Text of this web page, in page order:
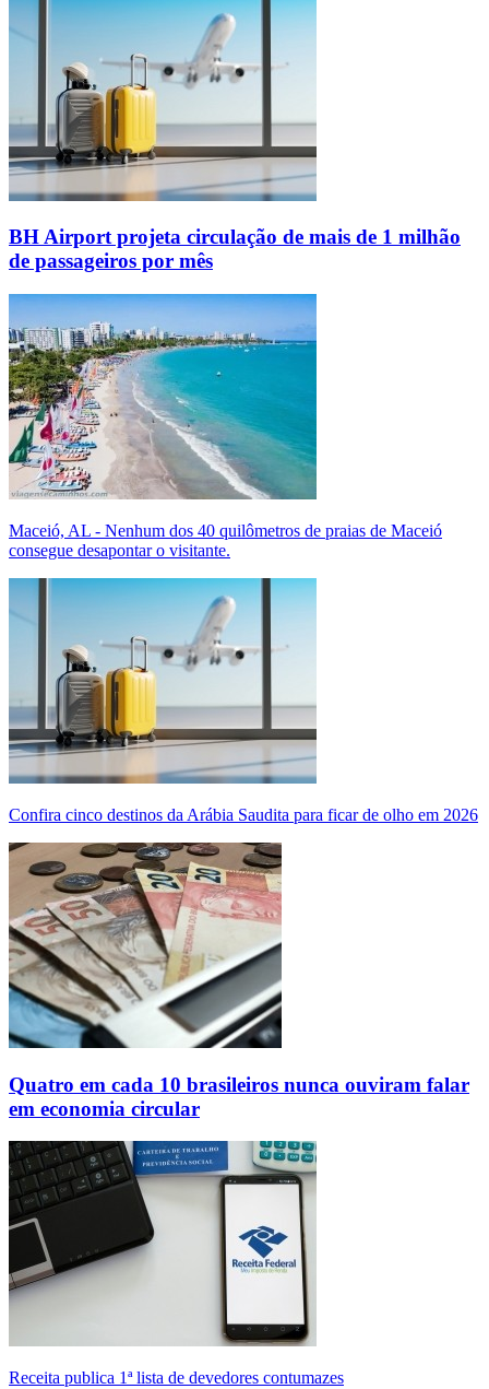
BH Airport projeta circulação de mais de 1 milhão
de passageiros por mês
Maceió, AL - Nenhum dos 40 quilômetros de praias de Maceió
consegue desapontar o visitante.
Confira cinco destinos da Arábia Saudita para ficar de olho em 2026
Quatro em cada 10 brasileiros nunca ouviram falar
em economia circular
Receita publica 1ª lista de devedores contumazes